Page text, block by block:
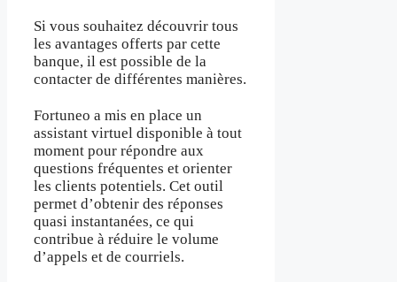
Si vous souhaitez découvrir tous
les avantages offerts par cette
banque, il est possible de la
contacter de différentes manières.
Fortuneo a mis en place un
assistant virtuel disponible à tout
moment pour répondre aux
questions fréquentes et orienter
les clients potentiels. Cet outil
permet d’obtenir des réponses
quasi instantanées, ce qui
contribue à réduire le volume
d’appels et de courriels.